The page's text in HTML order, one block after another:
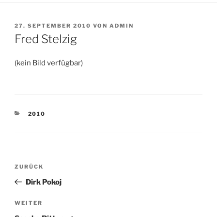
VERÖFFENTLICHT
AM
27. SEPTEMBER 2010 VON ADMIN
Fred Stelzig
(kein Bild verfügbar)
KATEGORIEN
2010
Beitragsnavigation
Vorheriger
Beitrag
ZURÜCK
Dirk Pokoj
Nächster
WEITER